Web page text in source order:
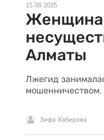
15.08.2025
Женщина
Алматы
Лжегид
мошенничеством.
Зифа Хабирова